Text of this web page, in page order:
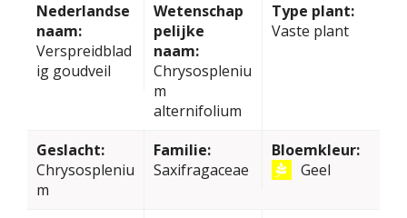
Nederlandse
naam:
Verspreidblad
ig goudveil
Wetenschap
pelijke
naam:
Chrysospleniu
m
alternifolium
Type plant:
Vaste plant
Geslacht:
Chrysospleniu
m
Familie:
Saxifragaceae
Bloemkleur:
Geel